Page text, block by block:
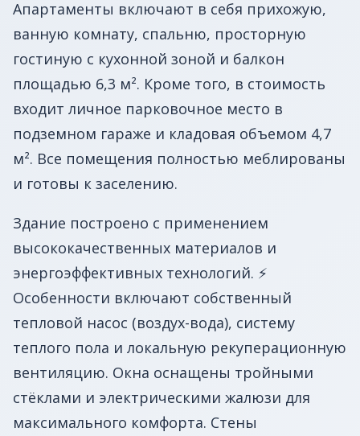
Апартаменты включают в себя прихожую,
ванную комнату, спальню, просторную
гостиную с кухонной зоной и балкон
площадью 6,3 м². Кроме того, в стоимость
входит личное парковочное место в
подземном гараже и кладовая объемом 4,7
м². Все помещения полностью меблированы
и готовы к заселению.
Здание построено с применением
высококачественных материалов и
энергоэффективных технологий. ⚡
Особенности включают собственный
тепловой насос (воздух-вода), систему
теплого пола и локальную рекуперационную
вентиляцию. Окна оснащены тройными
стёклами и электрическими жалюзи для
максимального комфорта. Стены